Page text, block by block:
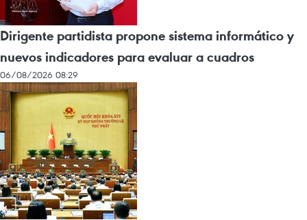
Dirigente partidista propone sistema informático y
nuevos indicadores para evaluar a cuadros
06/08/2026 08:29